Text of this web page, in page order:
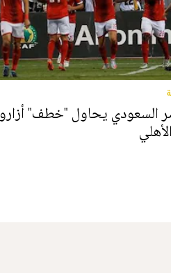
السعودي يحاول "خطف" أزارو